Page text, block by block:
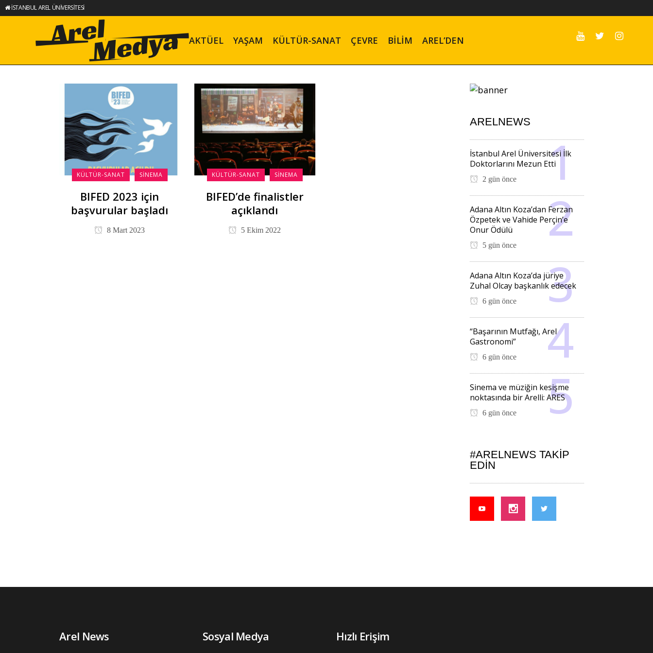
İSTANBUL AREL ÜNİVERSİTESİ
AKTÜEL YAŞAM KÜLTÜR-SANAT ÇEVRE BILIM AREL’DEN
KÜLTÜR-SANAT SINEMA
BIFED 2023 için
başvurular başladı
8 Mart 2023
KÜLTÜR-SANAT SINEMA
BIFED’de finalistler
açıklandı
5 Ekim 2022
ARELNEWS
İstanbul Arel Üniversitesi İlk
Doktorlarını Mezun Etti
2 gün önce
Adana Altın Koza’dan Ferzan
Özpetek ve Vahide Perçin’e
Onur Ödülü
5 gün önce
Adana Altın Koza’da jüriye
Zuhal Olcay başkanlık edecek
6 gün önce
“Başarının Mutfağı, Arel
Gastronomi”
6 gün önce
Sinema ve müziğin kesişme
noktasında bir Arelli: ARES
6 gün önce
#ARELNEWS TAKIP
EDIN
Arel News Sosyal Medya Hızlı Erişim